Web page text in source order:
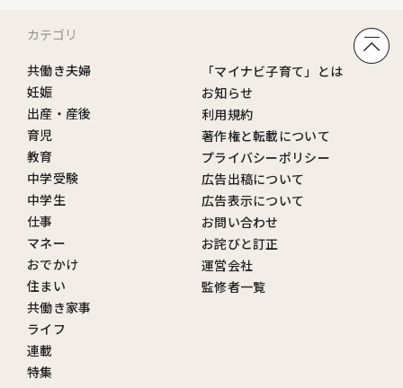
カテゴリ
共働き夫婦
妊娠
出産・産後
育児
教育
中学受験
中学生
仕事
マネー
おでかけ
住まい
共働き家事
ライフ
連載
特集
「マイナビ子育て」とは
お知らせ
利用規約
著作権と転載について
プライバシーポリシー
広告出稿について
広告表示について
お問い合わせ
お詫びと訂正
運営会社
監修者一覧